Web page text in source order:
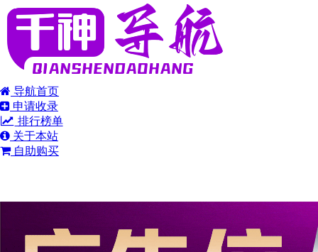
导航首页
申请收录
排行榜单
关于本站
自助购买